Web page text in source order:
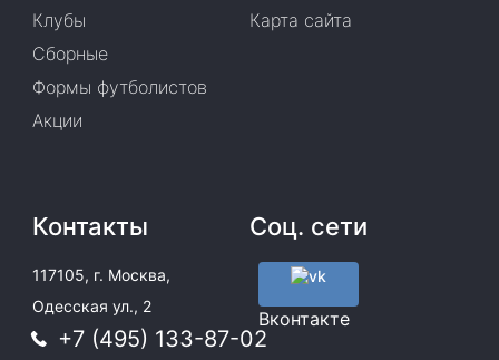
Клубы
Сборные
Формы футболистов
Акции
Карта сайта
Контакты
117105, г. Москва,
Одесская ул., 2
+7 (495) 133-87-02
Соц. сети
Вконтакте